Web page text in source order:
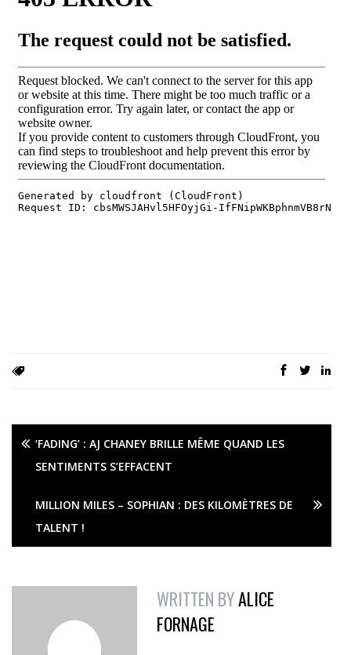
‘FADING’ : AJ CHANEY BRILLE MÊME QUAND LES
SENTIMENTS S’EFFACENT
MILLION MILES – SOPHIAN : DES KILOMÈTRES DE
TALENT !
WRITTEN BYALICE
FORNAGE